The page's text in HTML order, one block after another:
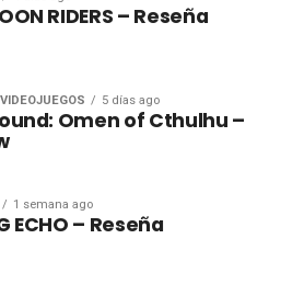
RIDERS – Reseña
5 días ago
Omen of Cthulhu –
1 semana ago
ECHO – Reseña